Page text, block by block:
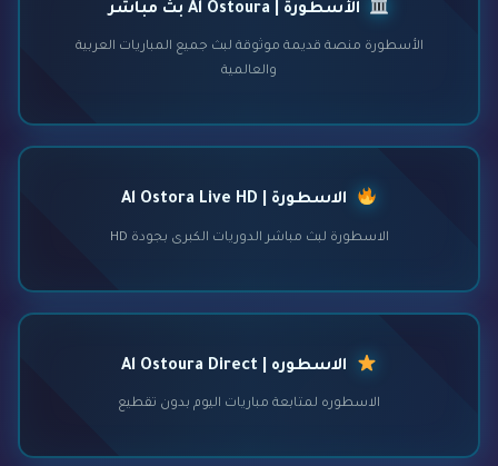
الأسطورة | Al Ostoura بث مباشر
الأسطورة منصة قديمة موثوقة لبث جميع المباريات العربية
والعالمية
الاسطورة | Al Ostora Live HD
الاسطورة لبث مباشر الدوريات الكبرى بجودة HD
الاسطوره | Al Ostoura Direct
الاسطوره لمتابعة مباريات اليوم بدون تقطيع